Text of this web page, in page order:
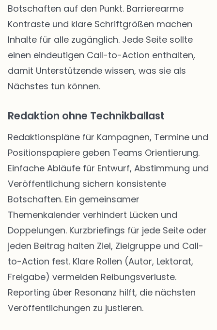
Botschaften auf den Punkt. Barrierearme
Kontraste und klare Schriftgrößen machen
Inhalte für alle zugänglich. Jede Seite sollte
einen eindeutigen Call-to-Action enthalten,
damit Unterstützende wissen, was sie als
Nächstes tun können.
Redaktion ohne Technikballast
Redaktionspläne für Kampagnen, Termine und
Positionspapiere geben Teams Orientierung.
Einfache Abläufe für Entwurf, Abstimmung und
Veröffentlichung sichern konsistente
Botschaften. Ein gemeinsamer
Themenkalender verhindert Lücken und
Doppelungen. Kurzbriefings für jede Seite oder
jeden Beitrag halten Ziel, Zielgruppe und Call-
to-Action fest. Klare Rollen (Autor, Lektorat,
Freigabe) vermeiden Reibungsverluste.
Reporting über Resonanz hilft, die nächsten
Veröffentlichungen zu justieren.